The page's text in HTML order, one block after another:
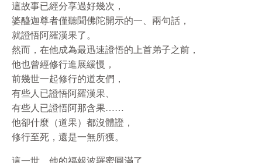
這故事已經分享過好幾次，
婆醯迦尊者僅聽聞佛陀開示的一、兩句話，
就證悟阿羅漢果了。
然而，在他成為最迅速證悟的上首弟子之前，
他也曾經修行進展緩慢，
前幾世一起修行的道友們，
有些人已證悟阿羅漢果、
有些人已證悟阿那含果……
他卻什麼（道果）都沒體證，
修行至死，還是一無所獲。
這一世，他的福報波羅蜜圓滿了，